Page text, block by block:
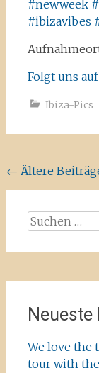
Folgt uns
Ibiza-Pics
← Ältere
Suchen
Neueste
We love the
tour with